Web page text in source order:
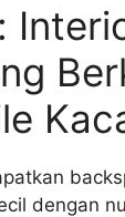
dengan